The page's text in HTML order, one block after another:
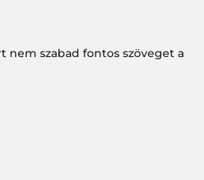
nem szabad fontos szöveget a